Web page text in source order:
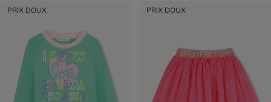
PRIX DOUX PRIX DOUX